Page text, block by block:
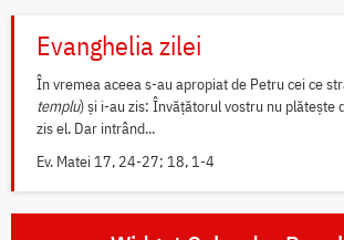
Evanghelia zilei
În vremea aceea s-au apropiat de Petru cei ce
templu) și i-au zis: Învățătorul vostru nu plătește
zis el. Dar intrând...
Ev. Matei 17, 24-27; 18, 1-4